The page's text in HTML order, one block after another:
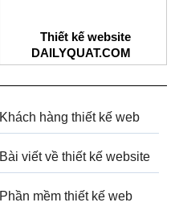
Thiết kế website
DAILYQUAT.COM
Khách hàng thiết kế web
Bài viết về thiết kế website
Phần mềm thiết kế web